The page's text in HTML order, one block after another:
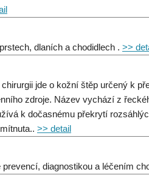
dlaních a chodidlech . >>
jde o kožní štěp určený k
zdroje. Název vychází z
k dočasnému překrytí
>> detail
diagnostikou a léčením